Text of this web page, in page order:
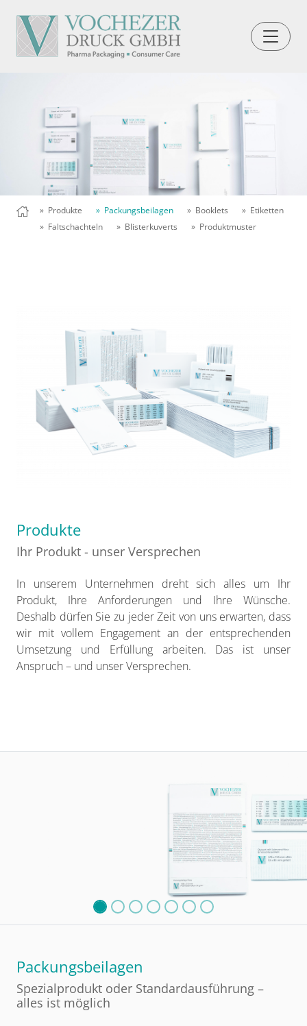
» Produkte » Packungsbeilagen » Booklets
» Etiketten
» Faltschachteln
» Blisterkuverts » Produktmuster
Produkte
Ihr Produkt - unser Versprechen
In unserem Unternehmen dreht sich alles um Ihr
Produkt, Ihre Anforderungen und Ihre Wünsche.
Deshalb dürfen Sie zu jeder Zeit von uns erwarten, dass
wir mit vollem Engagement an der entsprechenden
Umsetzung und Erfüllung arbeiten. Das ist unser
Anspruch – und unser Versprechen.
Packungsbeilagen
Spezialprodukt oder Standardausführung –
alles ist möglich